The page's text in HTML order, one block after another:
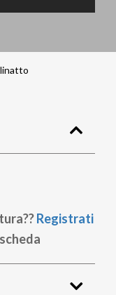
Registrati